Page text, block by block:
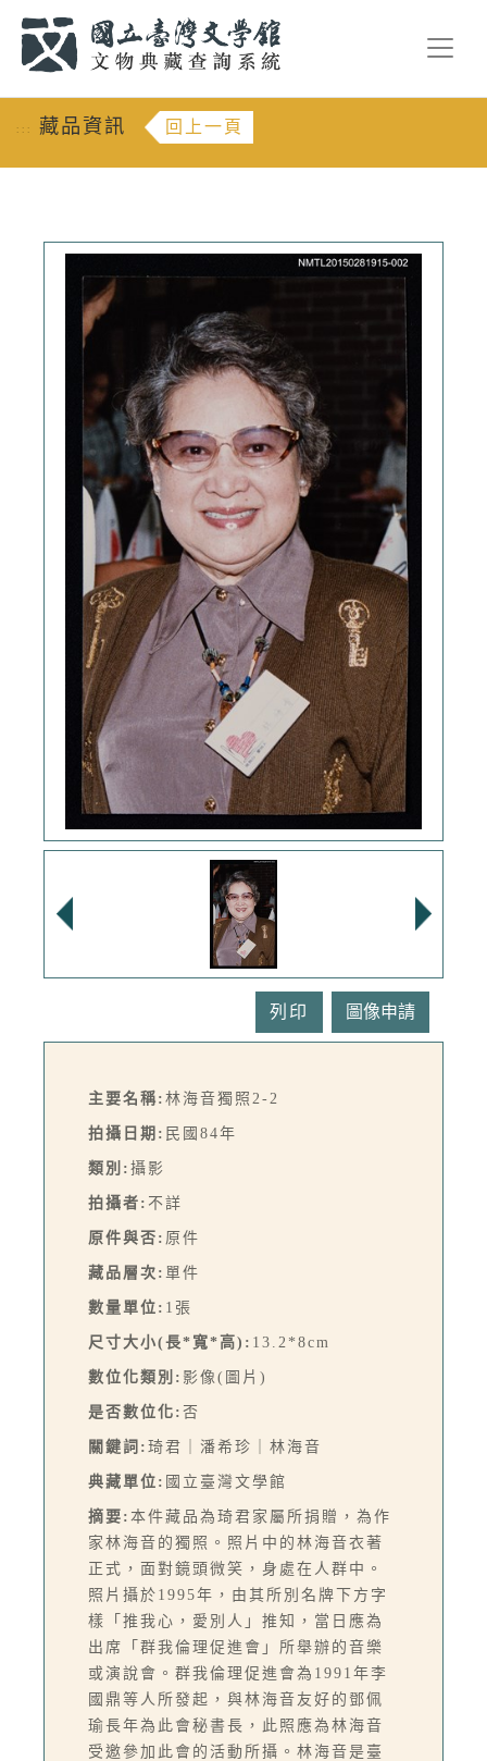
::: 藏品資訊 回上一頁
列印
主要名稱: 林海音獨照2-2
拍攝日期: 民國84年
類別: 攝影
拍攝者: 不詳
原件與否: 原件
藏品層次: 單件
數量單位: 1張
尺寸大小(長*寬*高): 13.2*8cm
數位化類別: 影像(圖片)
是否數位化: 否
關鍵詞: 琦君｜潘希珍｜林海音
典藏單位: 國立臺灣文學館
摘要: 本件藏品為琦君家屬所捐贈，為作
家林海音的獨照。照片中的林海音衣著
正式，面對鏡頭微笑，身處在人群中。
照片攝於1995年，由其所別名牌下方字
樣「推我心，愛別人」推知，當日應為
出席「群我倫理促進會」所舉辦的音樂
或演說會。群我倫理促進會為1991年李
國鼎等人所發起，與林海音友好的鄧佩
瑜長年為此會秘書長，此照應為林海音
受邀參加此會的活動所攝。林海音是臺